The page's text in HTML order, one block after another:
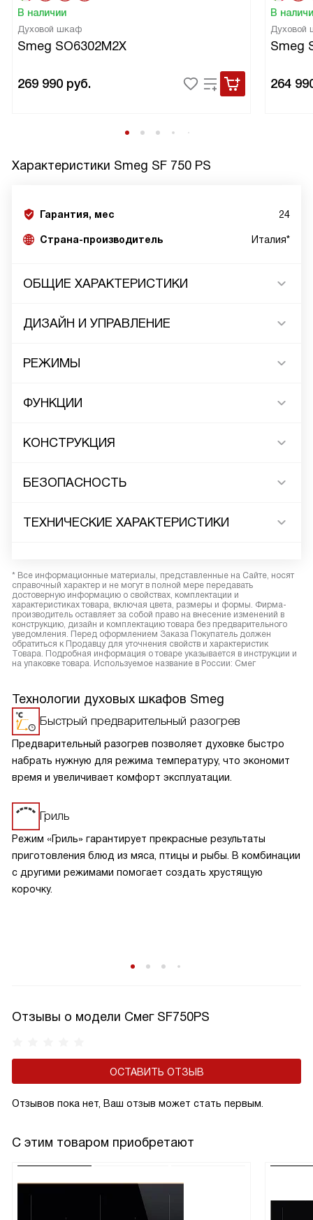
В наличии
Духовой шкаф
Smeg SO6302M2X
269 990 руб.
В
Духовой
Smeg
264
Характеристики Smeg SF 750 PS
Гарантия, мес 24
Страна-производитель Италия*
ОБЩИЕ ХАРАКТЕРИСТИКИ
ДИЗАЙН И УПРАВЛЕНИЕ
РЕЖИМЫ
ФУНКЦИИ
КОНСТРУКЦИЯ
БЕЗОПАСНОСТЬ
ТЕХНИЧЕСКИЕ ХАРАКТЕРИСТИКИ
* Все информационные материалы, представленные на Сайте, носят
справочный характер и не могут в полной мере передавать
достоверную информацию о свойствах, комплектации и
характеристиках товара, включая цвета, размеры и формы. Фирма-
производитель оставляет за собой право на внесение изменений в
конструкцию, дизайн и комплектацию товара без предварительного
уведомления. Перед оформлением Заказа Покупатель должен
обратиться к Продавцу для уточнения свойств и характеристик
Товара. Подробная информация о товаре указывается в инструкции и
на упаковке товара. Используемое название в России: Смег
Технологии духовых шкафов Smeg
Быстрый предварительный разогрев
Предварительный разогрев позволяет духовке быстро
набрать нужную для режима температуру, что экономит
время и увеличивает комфорт эксплуатации.
Гриль
Режим «Гриль» гарантирует прекрасные результаты
приготовления блюд из мяса, птицы и рыбы. В комбинации
с другими режимами помогает создать хрустящую
корочку.
Отзывы о модели Смег SF750PS
ОСТАВИТЬ ОТЗЫВ
Отзывов пока нет, Ваш отзыв может стать первым.
С этим товаром приобретают